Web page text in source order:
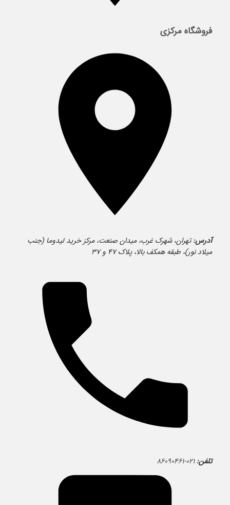
فروشگاه مرکزی
آدرس:تهران، شهرک غرب، میدان صنعت، مرکز خرید لیدوما (جنب
میلاد نور)، طبقه همکف بالا، پلاک ۴۷ و ۳۷
تلفن: ۰۲۱-۸۶۰۹۰۴۶۱